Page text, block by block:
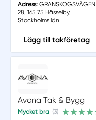
Adress:GRANSKOGSVÄGEN
28, 165 75 Hässelby,
Stockholms län
Lägg till takföretag
Avona Tak & Bygg
Mycket bra (3)